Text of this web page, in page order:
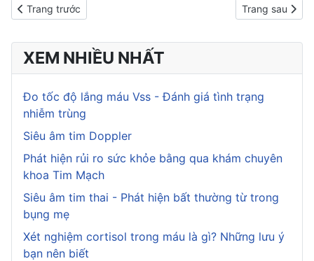
Previous article: Uống nước đá có thể làm giảm cân, tin không?
Trang trước Next article:
Trang sau
XEM NHIỀU NHẤT
Đo tốc độ lắng máu Vss - Đánh giá tình trạng
nhiễm trùng
Siêu âm tim Doppler
Phát hiện rủi ro sức khỏe bằng qua khám chuyên
khoa Tim Mạch
Siêu âm tim thai - Phát hiện bất thường từ trong
bụng mẹ
Xét nghiệm cortisol trong máu là gì? Những lưu ý
bạn nên biết